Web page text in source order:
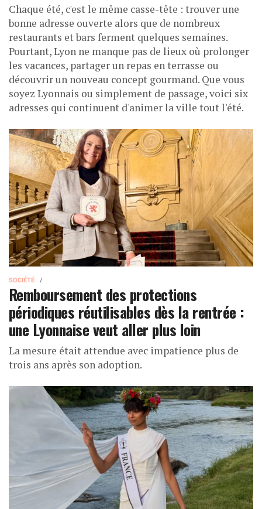
Chaque été, c'est le même casse-tête : trouver une
bonne adresse ouverte alors que de nombreux
restaurants et bars ferment quelques semaines.
Pourtant, Lyon ne manque pas de lieux où prolonger
les vacances, partager un repas en terrasse ou
découvrir un nouveau concept gourmand. Que vous
soyez Lyonnais ou simplement de passage, voici six
adresses qui continuent d'animer la ville tout l'été.
SOCIÉTÉ
Remboursement des protections
périodiques réutilisables dès la rentrée :
une Lyonnaise veut aller plus loin
La mesure était attendue avec impatience plus de
trois ans après son adoption.